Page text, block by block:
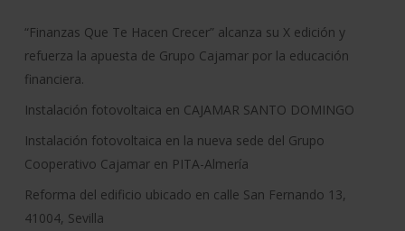
“Finanzas Que Te Hacen Crecer” alcanza su X edición y
refuerza la apuesta de Grupo Cajamar por la educación
financiera.
Instalación fotovoltaica en CAJAMAR SANTO DOMINGO
Instalación fotovoltaica en la nueva sede del Grupo
Cooperativo Cajamar en PITA-Almería
Reforma del edificio ubicado en calle San Fernando 13,
41004, Sevilla